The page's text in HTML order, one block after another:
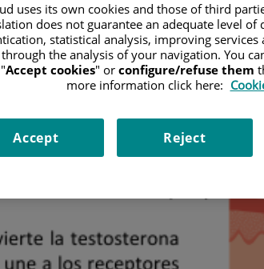
uses its own cookies and those of third
does not guarantee an adequate level of
statistical analysis, improving services
the analysis of your navigation. You
Accept cookies" or configure/refuse them
more information click here:
Reject
Accept